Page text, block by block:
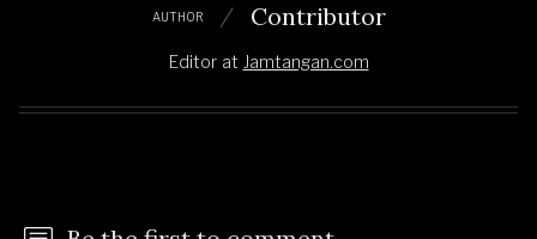
AUTHOR Contributor
Editor at Jamtangan.com